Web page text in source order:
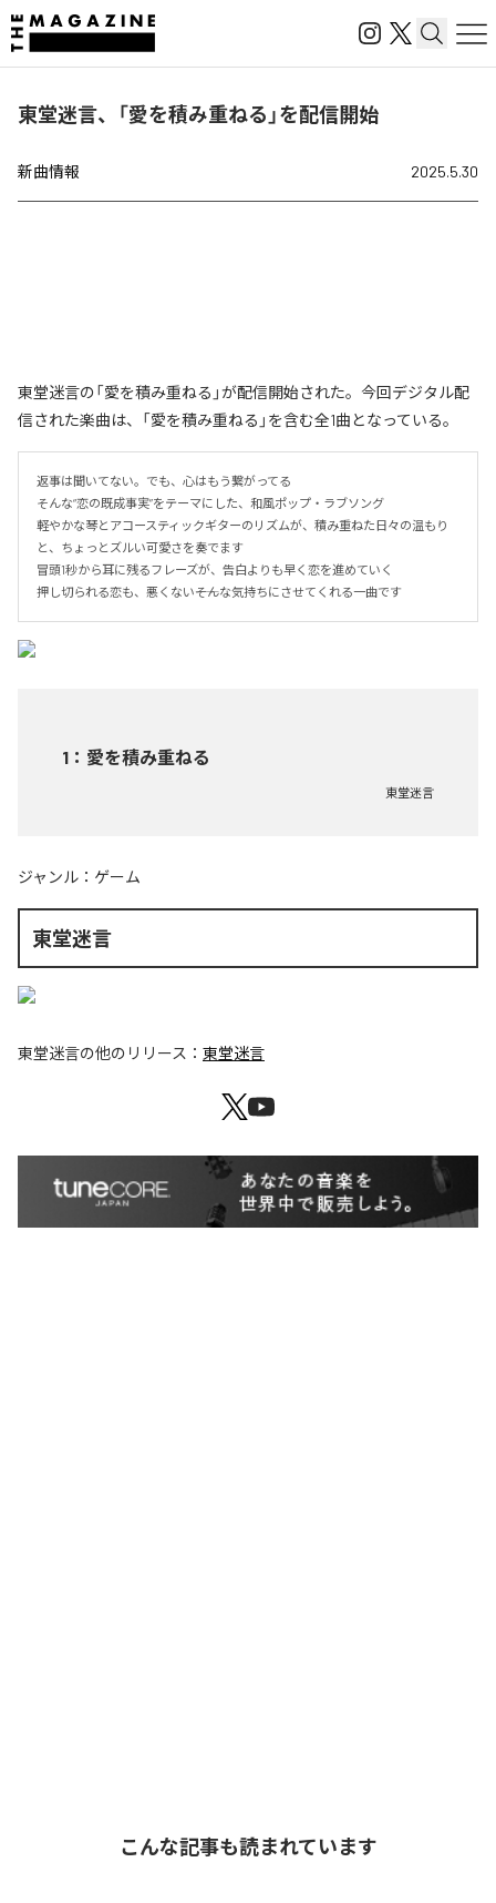
東堂迷言、「愛を積み重ねる」を配信開始
新曲情報 2025.5.30
東堂迷言の「愛を積み重ねる」が配信開始された。今回デジタル配
信された楽曲は、「愛を積み重ねる」を含む全1曲となっている。
返事は聞いてない。でも、心はもう繋がってる
そんな“恋の既成事実”をテーマにした、和風ポップ・ラブソング
軽やかな琴とアコースティックギターのリズムが、積み重ねた日々の温もり
と、ちょっとズルい可愛さを奏でます
冒頭1秒から耳に残るフレーズが、告白よりも早く恋を進めていく
押し切られる恋も、悪くない――そんな気持ちにさせてくれる一曲です
1 ： 愛を積み重ねる
東堂迷言
ジャンル： ゲーム
東堂迷言
東堂迷言の他のリリース： 東堂迷言
こんな記事も読まれています